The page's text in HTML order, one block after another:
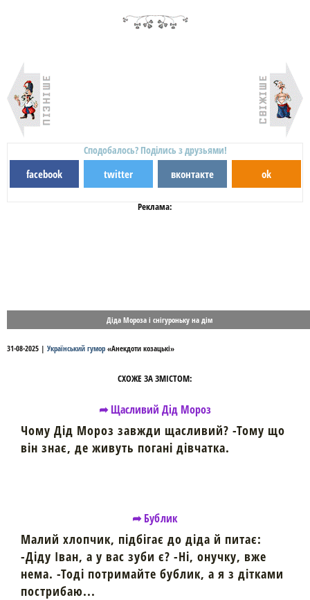
Сподобалось? Поділись з друзьями!
facebook twitter вконтакте ok
Реклама:
Діда Мороза і снігуроньку на дім
31-08-2025 | Український гумор «Анекдоти козацькі»
СХОЖЕ ЗА ЗМІСТОМ:
➦ Щасливий Дід Мороз
Чому Дід Мороз завжди щасливий? -Тому що
він знає, де живуть погані дівчатка.
➦ Бублик
Малий хлопчик, підбігає до діда й питає:
-Діду Іван, а у вас зуби є? -Ні, онучку, вже
нема. -Тоді потримайте бублик, а я з дітками
пострибаю...